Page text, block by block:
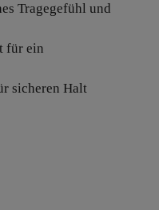
Tragegefühl und
für ein
sicheren Halt